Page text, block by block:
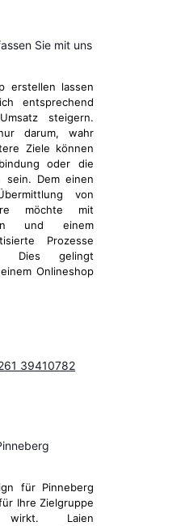
Sie mit uns
erstellen lassen
entsprechend
steigern.
darum, wahr
Ziele können
oder die
sein. Dem einen
von
möchte mit
und einem
Prozesse
Dies gelingt
Onlineshop
39410782
für Pinneberg
Ihre Zielgruppe
wirkt. Laien